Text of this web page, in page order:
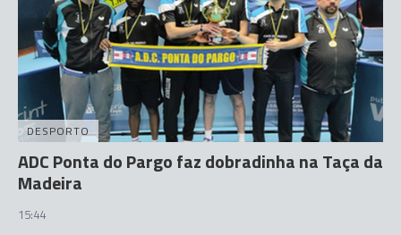
DESPORTO
ADC Ponta do Pargo faz dobradinha na Taça da
Madeira
15:44